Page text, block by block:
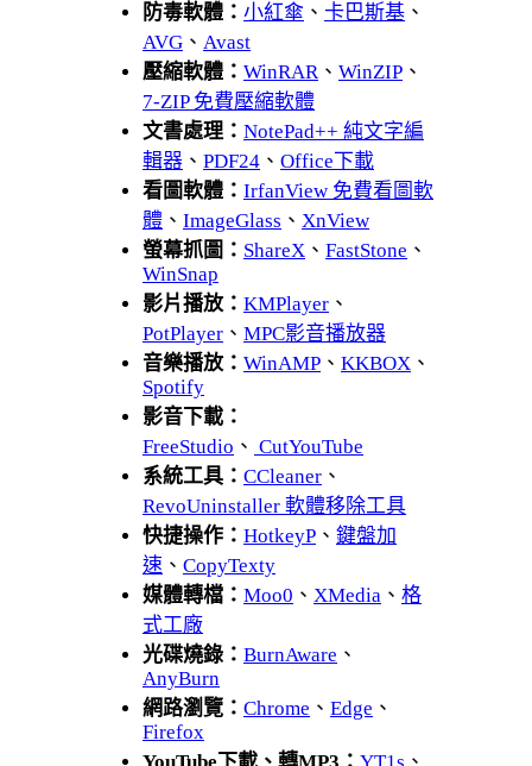
防毒軟體： 小紅傘 、 卡巴斯基 、
AVG 、 Avast
壓縮軟體： WinRAR、 WinZIP 、
7-ZIP 免費壓縮軟體
文書處理： NotePad++ 純文字編
輯器 、 PDF24 、 Office下載
看圖軟體： IrfanView 免費看圖軟
體 、 ImageGlass 、 XnView
螢幕抓圖： ShareX 、 FastStone 、
WinSnap
影片播放： KMPlayer 、
PotPlayer 、 MPC影音播放器
音樂播放： WinAMP 、 KKBOX 、
Spotify
影音下載：
FreeStudio 、 CutYouTube
系統工具： CCleaner 、
RevoUninstaller 軟體移除工具
快捷操作： HotkeyP 、 鍵盤加
速 、 CopyTexty
媒體轉檔： Moo0 、 XMedia 、 格
式工廠
光碟燒錄： BurnAware 、
AnyBurn
網路瀏覽： Chrome 、 Edge 、
Firefox